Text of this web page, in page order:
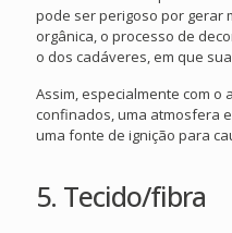
pode ser perigoso por gerar
orgânica, o processo de
o dos cadáveres, em que
Assim, especialmente com o
confinados, uma atmosfera
uma fonte de ignição para
5. Tecido/fibra